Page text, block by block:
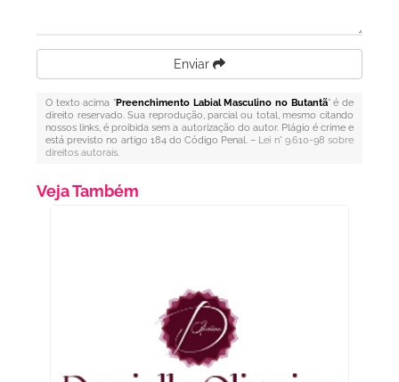
Enviar
O texto acima "Preenchimento Labial Masculino no Butantã" é de
direito reservado. Sua reprodução, parcial ou total, mesmo citando
nossos links, é proibida sem a autorização do autor. Plágio é crime e
está previsto no artigo 184 do Código Penal. – Lei n° 9.610-98 sobre
direitos autorais.
Veja Também